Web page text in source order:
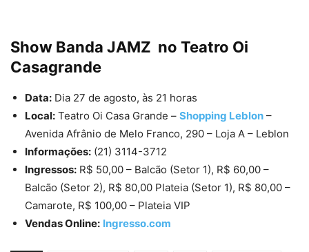
Show Banda JAMZ no Teatro Oi
Casagrande
Data: Dia 27 de agosto, às 21 horas
Local: Teatro Oi Casa Grande – Shopping Leblon –
Avenida Afrânio de Melo Franco, 290 – Loja A – Leblon
Informações: (21) 3114-3712
Ingressos: R$ 50,00 – Balcão (Setor 1), R$ 60,00 –
Balcão (Setor 2), R$ 80,00 Plateia (Setor 1), R$ 80,00 –
Camarote, R$ 100,00 – Plateia VIP
Vendas Online: Ingresso.com